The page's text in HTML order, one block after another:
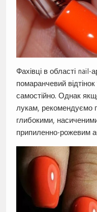
Фахівці в області
помаранчевий
самостійно. Однак
лукам, рекомендуємо
глибокими,
припиленно-рожевим